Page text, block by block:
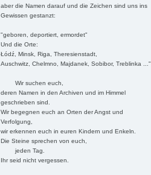
aber die Namen darauf und die Zeichen sind uns ins
Gewissen gestanzt:
"geboren, deportiert, ermordet"
Und die Orte:
Łódź, Minsk, Riga, Theresienstadt,
Auschwitz, Chelmno, Majdanek, Sobibor, Treblinka ..."
Wir suchen euch,
deren Namen in den Archiven und im Himmel
geschrieben sind.
Wir begegnen euch an Orten der Angst und
Verfolgung,
wir erkennen euch in euren Kindern und Enkeln.
Die Steine sprechen von euch,
jeden Tag.
Ihr seid nicht vergessen.